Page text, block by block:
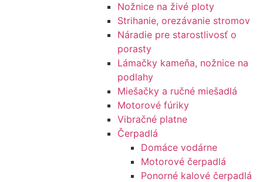
Nožnice na živé ploty
Strihanie, orezávanie stromov
Náradie pre starostlivosť o
porasty
Lámačky kameňa, nožnice na
podlahy
Miešačky a ručné miešadlá
Motorové fúriky
Vibračné platne
Čerpadlá
Domáce vodárne
Motorové čerpadlá
Ponorné kalové čerpadlá